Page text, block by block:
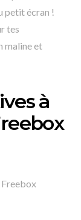
petit écran !
tes
maline et
à